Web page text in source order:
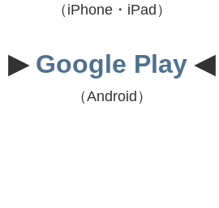
（iPhone・iPad）
▶ Google Play ◀
（Android）